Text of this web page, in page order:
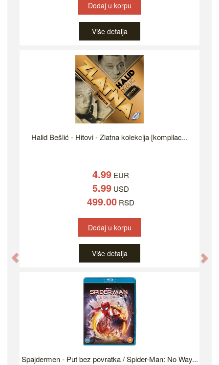
Dodaj u korpu
Više detalja
Halid Bešlić - Hitovi - Zlatna kolekcija [kompilac...
4.99 EUR
5.99 USD
499.00 RSD
Dodaj u korpu
Više detalja
Spajdermen - Put bez povratka / Spider-Man: No Way...